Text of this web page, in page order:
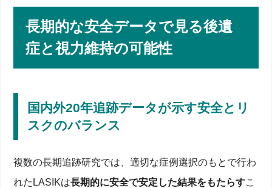
長期的な安全データで見る後遺
症と視力維持の可能性
国内外20年追跡データが示す安全とリ
スクのバランス
複数の長期追跡研究では、適切な症例選択のもとで行わ
れたLASIKは長期的に安全で安定した結果をもたらすこ